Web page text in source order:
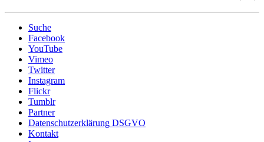
Suche
Facebook
YouTube
Vimeo
Twitter
Instagram
Flickr
Tumblr
Partner
Datenschutzerklärung DSGVO
Kontakt